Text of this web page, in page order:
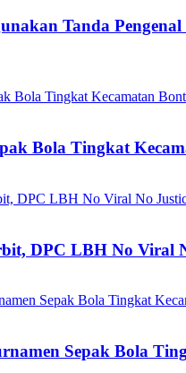
Tanda
Bola Tingkat
DPC LBH No Viral
Sepak Bola